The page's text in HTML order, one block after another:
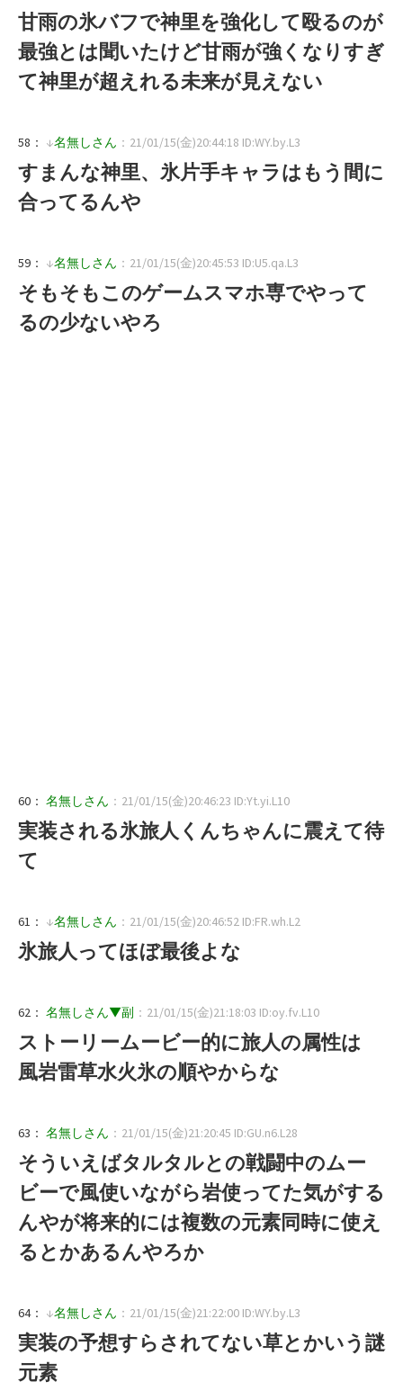
甘雨の氷バフで神里を強化して殴るのが
最強とは聞いたけど甘雨が強くなりすぎ
て神里が超えれる未来が見えない
58： ↓名無しさん ：21/01/15(金)20:44:18 ID:WY.by.L3
すまんな神里、氷片手キャラはもう間に
合ってるんや
59： ↓名無しさん ：21/01/15(金)20:45:53 ID:U5.qa.L3
そもそもこのゲームスマホ専でやって
るの少ないやろ
60： 名無しさん ：21/01/15(金)20:46:23 ID:Yt.yi.L10
実装される氷旅人くんちゃんに震えて待
て
61： ↓名無しさん ：21/01/15(金)20:46:52 ID:FR.wh.L2
氷旅人ってほぼ最後よな
62： 名無しさん▼副 ：21/01/15(金)21:18:03 ID:oy.fv.L10
ストーリームービー的に旅人の属性は
風岩雷草水火氷の順やからな
63： 名無しさん ：21/01/15(金)21:20:45 ID:GU.n6.L28
そういえばタルタルとの戦闘中のムー
ビーで風使いながら岩使ってた気がする
んやが将来的には複数の元素同時に使え
るとかあるんやろか
64： ↓名無しさん ：21/01/15(金)21:22:00 ID:WY.by.L3
実装の予想すらされてない草とかいう謎
元素